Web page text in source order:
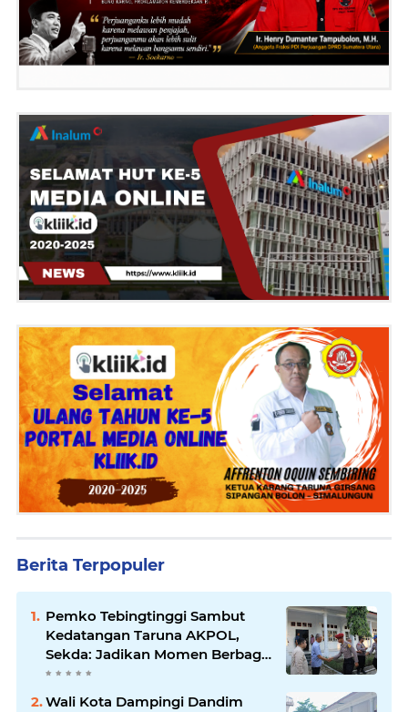
Berita Terpopuler
Pemko Tebingtinggi Sambut
Kedatangan Taruna AKPOL,
Sekda: Jadikan Momen Berbagi
Ilmu
Wali Kota Dampingi Dandim